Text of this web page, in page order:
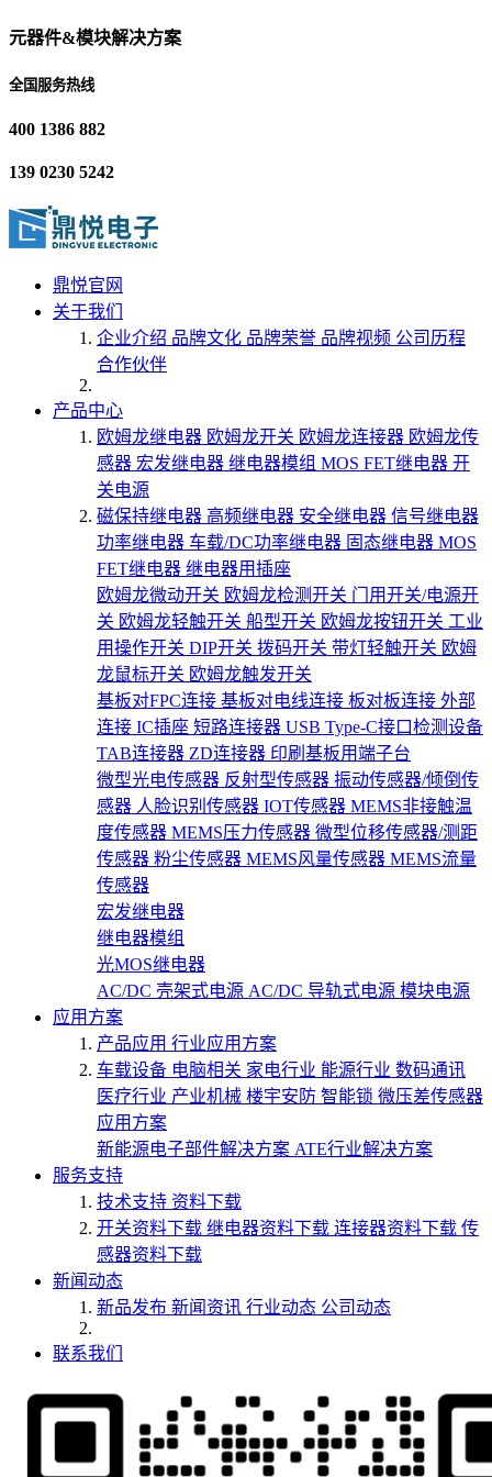
元器件&模块解决方案
全国服务热线
400 1386 882
139 0230 5242
鼎悦官网
关于我们
企业介绍 品牌文化 品牌荣誉 品牌视频 公司历程
合作伙伴
产品中心
欧姆龙继电器 欧姆龙开关 欧姆龙连接器 欧姆龙传
感器 宏发继电器 继电器模组 MOS FET继电器 开
关电源
磁保持继电器 高频继电器 安全继电器 信号继电器
功率继电器 车载/DC功率继电器 固态继电器 MOS
FET继电器 继电器用插座
欧姆龙微动开关 欧姆龙检测开关 门用开关/电源开
关 欧姆龙轻触开关 船型开关 欧姆龙按钮开关 工业
用操作开关 DIP开关 拨码开关 带灯轻触开关 欧姆
龙鼠标开关 欧姆龙触发开关
基板对FPC连接 基板对电线连接 板对板连接 外部
连接 IC插座 短路连接器 USB Type-C接口检测设备
TAB连接器 ZD连接器 印刷基板用端子台
微型光电传感器 反射型传感器 振动传感器/倾倒传
感器 人脸识别传感器 IOT传感器 MEMS非接触温
度传感器 MEMS压力传感器 微型位移传感器/测距
传感器 粉尘传感器 MEMS风量传感器 MEMS流量
传感器
宏发继电器
继电器模组
光MOS继电器
AC/DC 壳架式电源 AC/DC 导轨式电源 模块电源
应用方案
产品应用 行业应用方案
车载设备 电脑相关 家电行业 能源行业 数码通讯
医疗行业 产业机械 楼宇安防 智能锁 微压差传感器
应用方案
新能源电子部件解决方案 ATE行业解决方案
服务支持
技术支持 资料下载
开关资料下载 继电器资料下载 连接器资料下载 传
感器资料下载
新闻动态
新品发布 新闻资讯 行业动态 公司动态
联系我们